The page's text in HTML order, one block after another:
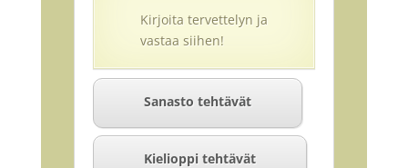
Kirjoita tervettelyn ja
vastaa siihen!
Sanasto tehtävät
Kielioppi tehtävät